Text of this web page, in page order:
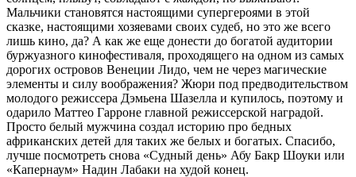
Мальчики становятся настоящими супергероями в этой
сказке, настоящими хозяевами своих судеб, но это же всего
лишь кино, да? А как же еще донести до богатой аудитории
буржуазного кинофестиваля, проходящего на одном из самых
дорогих островов Венеции Лидо, чем не через магические
элементы и силу воображения? Жюри под предводительством
молодого режиссера Дэмьена Шазелла и купилось, поэтому и
одарило Маттео Гарроне главной режиссерской наградой.
Просто белый мужчина создал историю про бедных
африканских детей для таких же белых и богатых. Спасибо,
лучше посмотреть снова «Судный день» Абу Бакр Шоуки или
«Капернаум» Надин Лабаки на худой конец.